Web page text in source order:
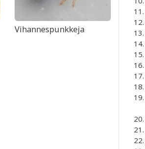
Vihannespunkkeja